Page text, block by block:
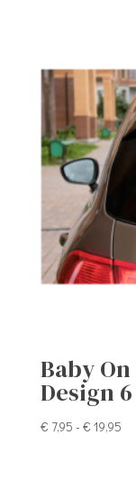
Baby
Design 6
€ 7,95 - € 19,95